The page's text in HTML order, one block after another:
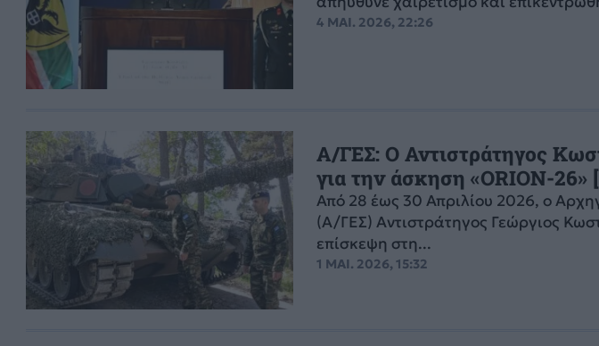
4 ΜΑΙ. 2026, 22:26
Α/ΓΕΣ: Ο Αντιστράτηγος
για την άσκηση «ORION-26»
Από 28 έως 30 Απριλίου 2026, ο
(Α/ΓΕΣ) Αντιστράτηγος Γεώργιος
επίσκεψη στη...
1 ΜΑΙ. 2026, 15:32